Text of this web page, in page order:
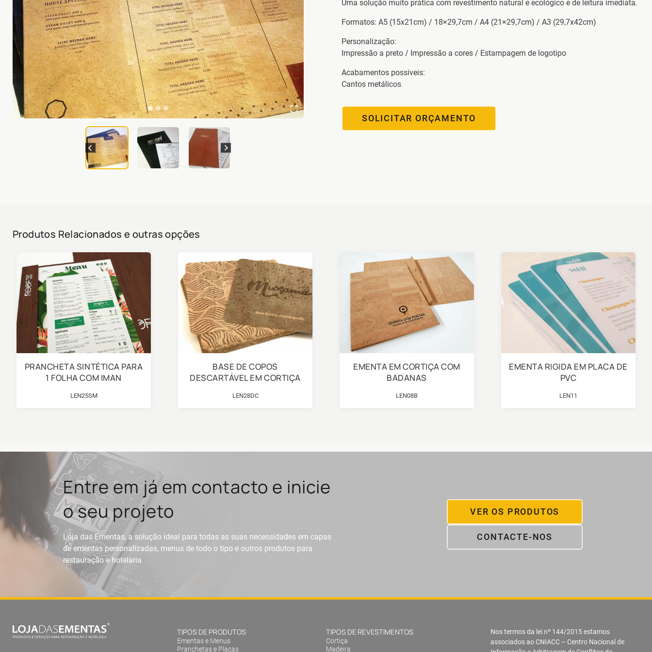
Uma solução muito prática com revestimento natural e ecológico e de leitura imediata.
Formatos: A5 (15x21cm) / 18×29,7cm / A4 (21×29,7cm) / A3 (29,7x42cm)
Personalização:
Impressão a preto / Impressão a cores / Estampagem de logotipo
Acabamentos possiveis:
Cantos metálicos
SOLICITAR ORÇAMENTO
Produtos Relacionados e outras opções
PRANCHETA SINTÉTICA PARA
1 FOLHA COM IMAN
LEN25SM
BASE DE COPOS
DESCARTÁVEL EM CORTIÇA
LEN28DC
EMENTA EM CORTIÇA COM
BADANAS
LEN08B
EMENTA RIGIDA EM PLACA DE
PVC
LEN11
Entre em já em contacto e inicie
o seu projeto
Loja das Ementas, a solução ideal para todas as suas necessidades em capas
de ementas personalizadas, menus de todo o tipo e outros produtos para
restauração e hotelaria
VER OS PRODUTOS
CONTACTE-NOS
TIPOS DE PRODUTOS
Ementas e Menus
Pranchetas e Placas
TIPOS DE REVESTIMENTOS
Cortiça
Madeira
Nos termos da lei nº 144/2015 estamos
associados ao CNIACC – Centro Nacional de